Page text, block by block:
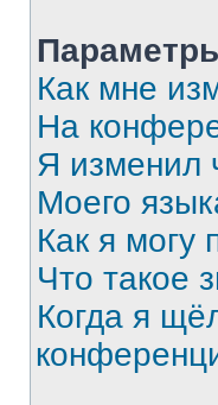
Как мне
На
Я изменил
Моего
Как я могу
Что такое
Когда я